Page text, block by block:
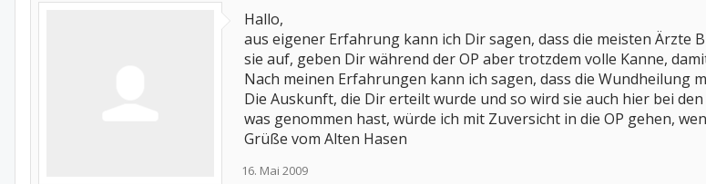
Hallo,
aus eigener Erfahrung kann ich Dir sagen, dass die meisten Ärzte
sie auf, geben Dir während der OP aber trotzdem volle Kanne,
Nach meinen Erfahrungen kann ich sagen, dass die Wundheilung
Die Auskunft, die Dir erteilt wurde und so wird sie auch hier bei
was genommen hast, würde ich mit Zuversicht in die OP gehen,
Grüße vom Alten Hasen
16. Mai 2009